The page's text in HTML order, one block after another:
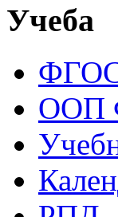
Учеба
ООП